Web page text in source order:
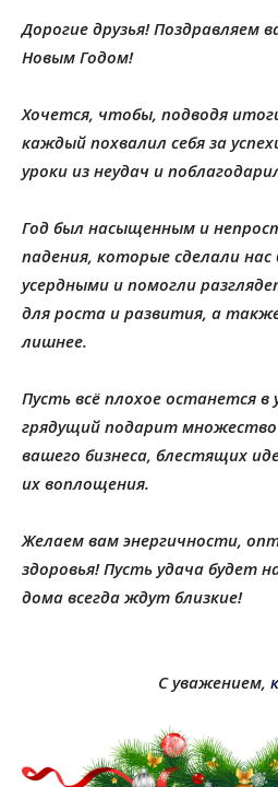
Дорогие друзья! Поздравляем
Новым Годом!
Хочется, чтобы, подводя
каждый похвалил себя за
уроки из неудач и
Год был насыщенным и
падения, которые сделали нас
усердными и помогли
для роста и развития, а
лишнее.
Пусть всё плохое останется в
грядущий подарит
вашего бизнеса, блестящих
их воплощения.
Желаем вам энергичности,
здоровья! Пусть удача будет
дома всегда ждут близкие!
С уважением,